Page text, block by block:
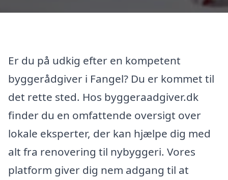
Er du på udkig efter en kompetent
byggerådgiver i Fangel? Du er kommet til
det rette sted. Hos byggeraadgiver.dk
finder du en omfattende oversigt over
lokale eksperter, der kan hjælpe dig med
alt fra renovering til nybyggeri. Vores
platform giver dig nem adgang til at